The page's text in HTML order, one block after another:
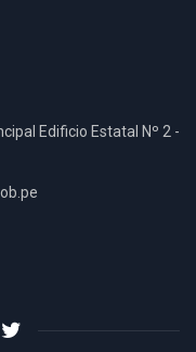
Edificio Estatal Nº 2 -